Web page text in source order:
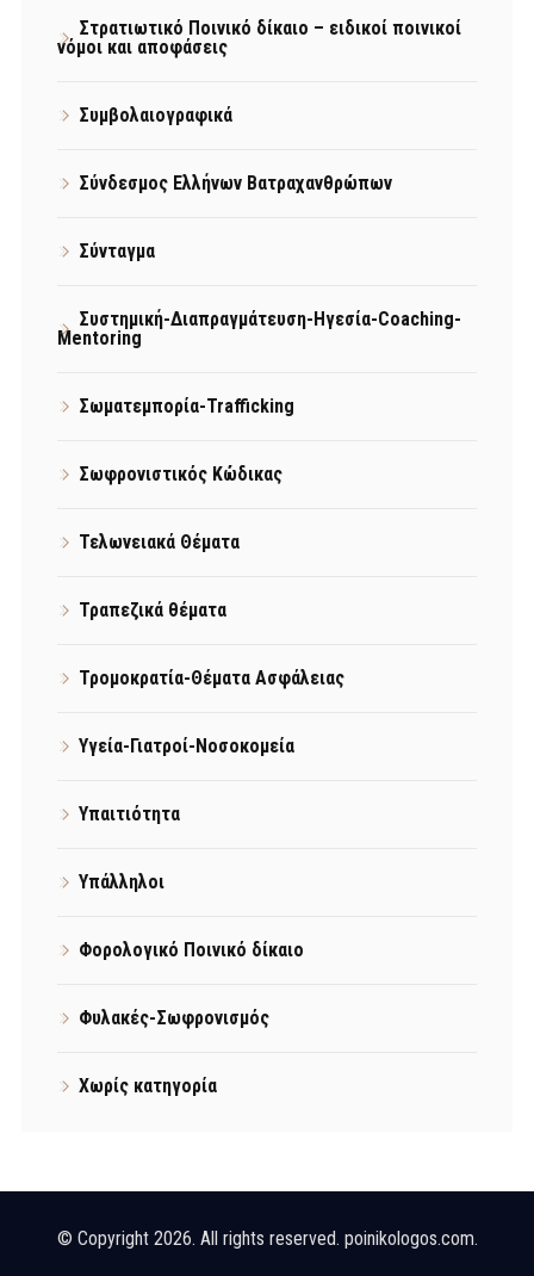
Στρατιωτικό Ποινικό δίκαιο – ειδικοί ποινικοί
νόμοι και αποφάσεις
Συμβολαιογραφικά
Σύνδεσμος Ελλήνων Βατραχανθρώπων
Σύνταγμα
Συστημική-Διαπραγμάτευση-Ηγεσία-Coaching-
Mentoring
Σωματεμπορία-Trafficking
Σωφρονιστικός Κώδικας
Τελωνειακά Θέματα
Τραπεζικά θέματα
Τρομοκρατία-Θέματα Ασφάλειας
Υγεία-Γιατροί-Νοσοκομεία
Υπαιτιότητα
Υπάλληλοι
Φορολογικό Ποινικό δίκαιο
Φυλακές-Σωφρονισμός
Χωρίς κατηγορία
© Copyright 2026. All rights reserved. poinikologos.com.